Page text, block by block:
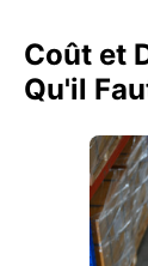
Coût et
Qu'il